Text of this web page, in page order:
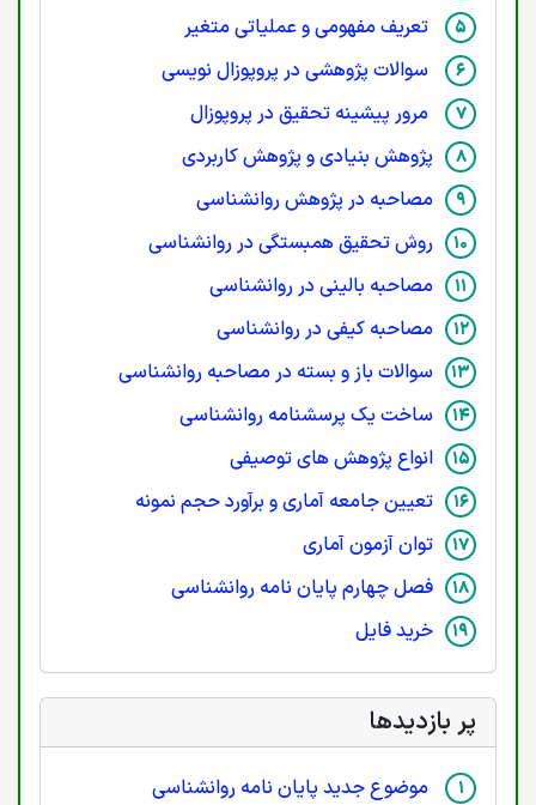
تعریف مفهومی و عملیاتی متغیر
سوالات پژوهشی در پروپوزال نویسی
مرور پیشینه تحقیق در پروپوزال
پژوهش بنیادی و پژوهش کاربردی
مصاحبه در پژوهش روانشناسی
روش تحقیق همبستگی در روانشناسی
مصاحبه بالینی در روانشناسی
مصاحبه کیفی در روانشناسی
سوالات باز و بسته در مصاحبه روانشناسی
ساخت یک پرسشنامه روانشناسی
انواع پژوهش های توصیفی
تعیین جامعه آماری و برآورد حجم نمونه
توان آزمون آماری
فصل چهارم پایان نامه روانشناسی
خرید فایل
پر بازدیدها
موضوع جدید پایان نامه روانشناسی